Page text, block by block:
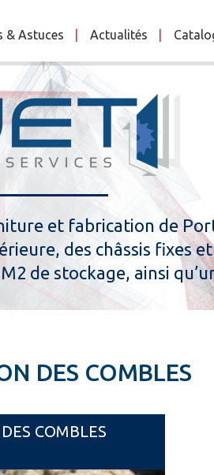
& Astuces Actualités
et fabrication de
des châssis fixes
de stockage, ainsi
DES COMBLES
COMBLES